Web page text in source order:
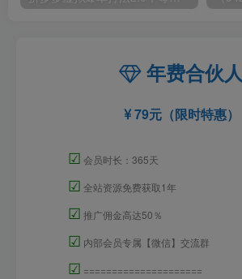
年费合伙人
79元（限时特惠）
☑ 会员时长：365天
☑ 全站资源免费获取1年
☑ 推广佣金高达50％
☑ 内部会员专属【微信】交流群
☑ =====================